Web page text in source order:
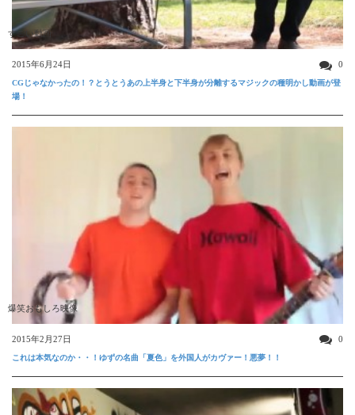
すごい動画
2015年6月24日 0
CGじゃなかったの！？とうとうあの上半身と下半身が分離するマジックの種明かし動画が登
場！
爆笑おもしろ映像
2015年2月27日 0
これは本気なのか・・！ゆずの名曲「夏色」を外国人がカヴァー！悪夢！！